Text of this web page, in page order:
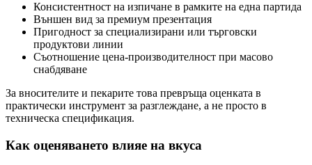
Консистентност на изпичане в рамките на една партида
Външен вид за премиум презентация
Пригодност за специализирани или търговски
продуктови линии
Съотношение цена-производителност при масово
снабдяване
За вносителите и пекарите това превръща оценката в
практически инструмент за разглеждане, а не просто в
техническа спецификация.
Как оценяването влияе на вкуса